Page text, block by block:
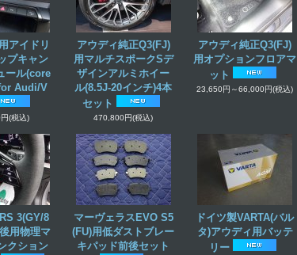
アイドリ
プキャン
ール(core
Audi/V
(税込)
アウディ純正Q3(FJ)
用マルチスポークSデ
ザインアルミホイー
ル(8.5J-20インチ)4本
セット
470,800円(税込)
アウディ純正Q3(FJ)
用オプションフロアマ
ット
23,650円～66,000円(税込)
3(GY/8
用物理マ
クション
マーヴェラスEVO S5
(FU)用低ダストブレー
キパッド前後セット
ドイツ製VARTA(バル
タ)アウディ用バッテ
リー